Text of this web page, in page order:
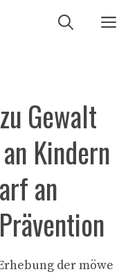
Gewalt
Kindern
an
der möwe